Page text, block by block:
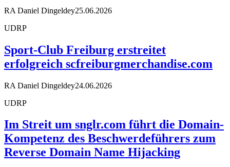
RA Daniel Dingeldey25.06.2026
UDRP
Sport-Club Freiburg erstreitet
erfolgreich scfreiburgmerchandise.com
RA Daniel Dingeldey24.06.2026
UDRP
Im Streit um snglr.com führt die Domain-
Kompetenz des Beschwerdeführers zum
Reverse Domain Name Hijacking